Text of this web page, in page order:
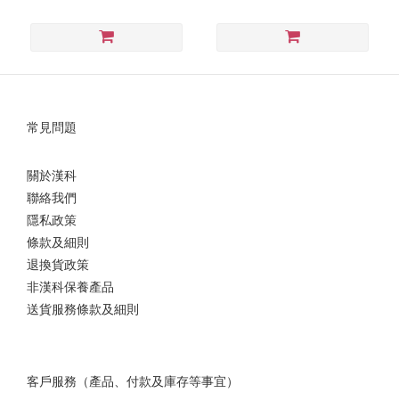
常見問題
關於漢科
聯絡我們
隱私政策
條款及細則
退換貨政策
非漢科保養產品
送貨服務條款及細則
客戶服務（產品、付款及庫存等事宜）